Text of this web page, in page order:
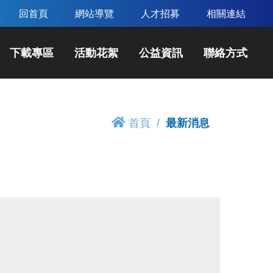
回首頁 網站導覽 人才招募 相關連結
下載專區 活動花絮 公益資訊 聯絡方式
首頁 最新消息